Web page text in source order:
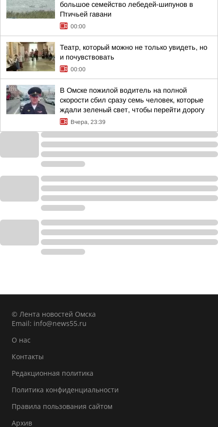
большое семейство лебедей-шипунов в
Птичьей гавани
00:00
Театр, который можно не только увидеть, но
и почувствовать
00:00
В Омске пожилой водитель на полной
скорости сбил сразу семь человек, которые
ждали зеленый свет, чтобы перейти дорогу
Вчера, 23:39
© Лента новостей Омска
Email: info@news55.ru
О нас
Контакты
Редакционная политика
Политика конфиденциальности
Правила пользования сайтом
Архив